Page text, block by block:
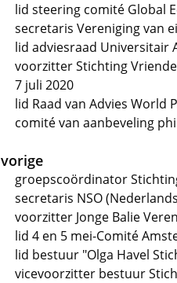
lid steering comité Global
secretaris Vereniging van
lid adviesraad Universitair
voorzitter Stichting
7 juli 2020
lid Raad van Advies World
comité van aanbeveling
vorige
groepscoördinator
secretaris NSO
voorzitter Jonge Balie
lid 4 en 5 mei-Comité
lid bestuur "Olga Havel
vicevoorzitter bestuur